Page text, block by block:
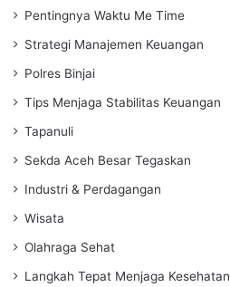
Pentingnya Waktu Me Time
Strategi Manajemen Keuangan
Polres Binjai
Tips Menjaga Stabilitas Keuangan
Tapanuli
Sekda Aceh Besar Tegaskan
Industri & Perdagangan
Wisata
Olahraga Sehat
Langkah Tepat Menjaga Kesehatan